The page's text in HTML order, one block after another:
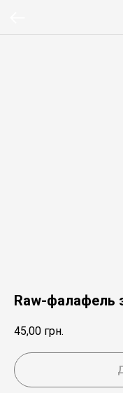
Raw-фалафель
45,00 грн.